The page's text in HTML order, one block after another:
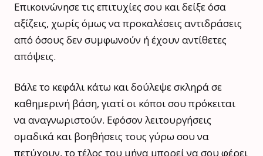
Επικοινώνησε τις επιτυχίες σου και δείξε όσα
αξίζεις, χωρίς όμως να προκαλέσεις αντιδράσεις
από όσους δεν συμφωνούν ή έχουν αντίθετες
απόψεις.
Βάλε το κεφάλι κάτω και δούλεψε σκληρά σε
καθημερινή βάση, γιατί οι κόποι σου πρόκειται
να αναγνωριστούν. Εφόσον λειτουργήσεις
ομαδικά και βοηθήσεις τους γύρω σου να
πετύχουν, το τέλος του μήνα μπορεί να σου φέρει